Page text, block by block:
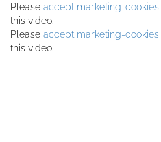
Please accept marketing-cookies
this video.
Please accept marketing-cookies
this video.